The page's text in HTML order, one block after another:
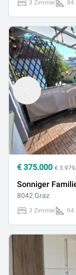
3 Zimmer 84
€ 375.000 €
Sonniger
8042 Graz
3 Zimmer 94